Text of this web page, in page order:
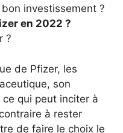
investissement ?
en 2022 ?
?
de Pfizer, les
son
qui peut inciter à
à rester
de faire le choix le